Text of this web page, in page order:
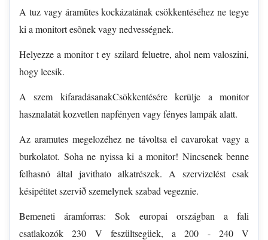
A tuz vagy áramūtes kockázatának csökkentéséhez ne tegye
ki a monitort esõnek vagy nedvességnek.
Helyezze a monitor t ey szilard feluetre, ahol nem valoszini,
hogy leesik.
A szem kifaradásanakCsökkentésére kerülje a monitor
hasznalatát kozvetlen napfényen vagy fényes lampák alatt.
Az aramutes megelozéhez ne távoltsa el cavarokat vagy a
burkolatot. Soha ne nyissa ki a monitor! Nincsenek benne
felhasnó által javithato alkatrészek. A szervizelést csak
késipétitet szervið szemelynek szabad vegeznie.
Bemeneti áramforras: Sok europai országban a fali
csatlakozók 230 V feszültsegüek, a 200 - 240 V